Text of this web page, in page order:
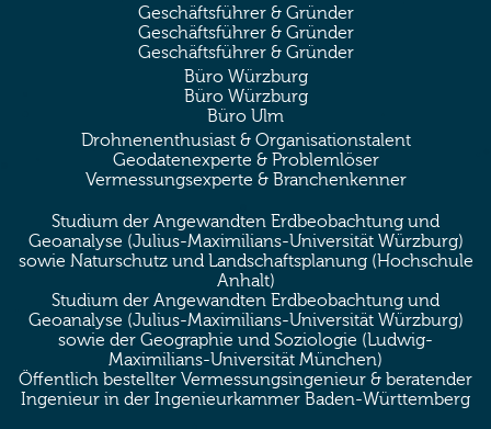
Geschäftsführer & Gründer
Geschäftsführer & Gründer
Geschäftsführer & Gründer
Büro Würzburg
Büro Würzburg
Büro Ulm
Drohnenenthusiast & Organisationstalent
Geodatenexperte & Problemlöser
Vermessungsexperte & Branchenkenner
Studium der Angewandten Erdbeobachtung und
Geoanalyse (Julius-Maximilians-Universität Würzburg)
sowie Naturschutz und Landschaftsplanung (Hochschule
Anhalt)
Studium der Angewandten Erdbeobachtung und
Geoanalyse (Julius-Maximilians-Universität Würzburg)
sowie der Geographie und Soziologie (Ludwig-
Maximilians-Universität München)
Öffentlich bestellter Vermessungsingenieur & beratender
Ingenieur in der Ingenieurkammer Baden-Württemberg